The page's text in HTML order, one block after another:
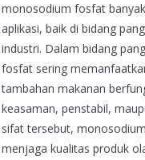
monosodium fosfat
aplikasi, baik di bidang
industri. Dalam bidang
fosfat sering
tambahan makanan
keasaman, penstabil,
sifat tersebut,
menjaga kualitas produk